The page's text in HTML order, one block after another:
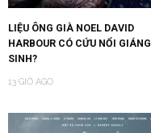
LIỆU ÔNG GIÀ NOEL DAVID
HARBOUR CÓ CỨU NỔI GIÁNG
SINH?
13 GIỜ AGO